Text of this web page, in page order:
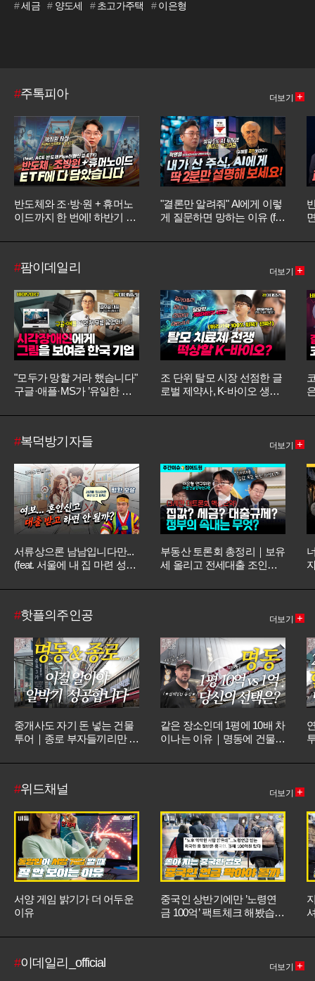
# 세금 # 양도세 # 초고가주택 # 이은형
#주톡피아 더보기
반도체와 조·방·원 + 휴머노
이드까지 한 번에! 하반기 필
략산업 ETF’ (박지환 차장)
"결론만 알려줘" AI에게 이렇
게 질문하면 망하는 이유 (fea
인터뷰]
#팜이데일리 더보기
"모두가 망할 거라 했습니다"
구글·애플·MS가 ’유일한 파
DOT [바이오스터디]
조 단위 탈모 시장 선점한 글
로벌 제약사, K-바이오 생존
리, 선파마, 에브비) #팜이데
#복덕방기자들 더보기
서류상으론 남남입니다만...
(feat. 서울에 내 집 마련 성공
부동산 토론회 총정리｜보유
세 올리고 전세대출 조인다
이 [주간이슈, 집어드림]
#핫플의주인공 더보기
중개사도 자기 돈 넣는 건물
투어｜종로 부자들끼리만 도
니다 [핫플의주인공 ep.08-2]
같은 장소인데 1평에 10배 차
이나는 이유｜명동에 건물만
대한민국에서 가장 비싼 땅,
#위드채널 더보기
서양 게임 밝기가 더 어두운
이유
중국인 상반기에만 ’노령연
금 100억’ 팩트체크 해봤습니
#이데일리_official 더보기